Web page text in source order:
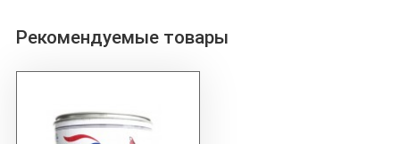
Рекомендуемые товары